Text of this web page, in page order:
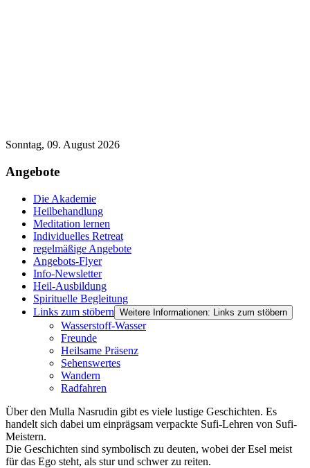
Sonntag, 09. August 2026
Angebote
Die Akademie
Heilbehandlung
Meditation lernen
Individuelles Retreat
regelmäßige Angebote
Angebots-Flyer
Info-Newsletter
Heil-Ausbildung
Spirituelle Begleitung
Links zum stöbern Weitere Informationen: Links zum stöbern
Wasserstoff-Wasser
Freunde
Heilsame Präsenz
Sehenswertes
Wandern
Radfahren
Über den Mulla Nasrudin gibt es viele lustige Geschichten. Es
handelt sich dabei um einprägsam verpackte Sufi-Lehren von Sufi-
Meistern.
Die Geschichten sind symbolisch zu deuten, wobei der Esel meist
für das Ego steht, als stur und schwer zu reiten.